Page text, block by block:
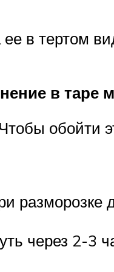
в тертом
в таре
обойти
разморозке
через 2-3